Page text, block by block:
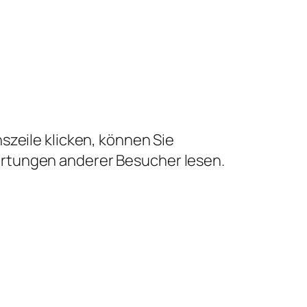
klicken, können Sie
anderer Besucher lesen.